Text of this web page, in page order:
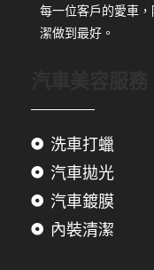
每一位客戶的愛車
潔做到最好。
洗車打蠟
汽車拋光
汽車鍍膜
內裝清潔